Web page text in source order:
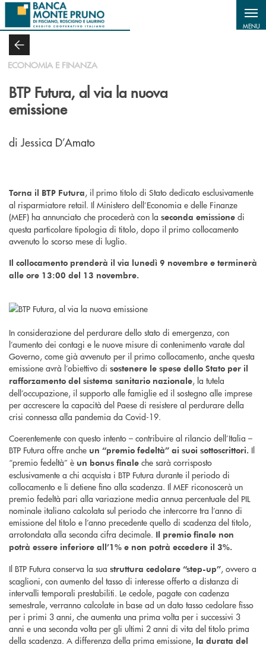
Salta al contenuto principale
MENU
ECONOMIA E FINANZA
BTP Futura, al via la nuova
emissione
di Jessica D’Amato
Torna il BTP Futura, il primo titolo di Stato dedicato esclusivamente
al risparmiatore retail. Il Ministero dell’Economia e delle Finanze
(MEF) ha annunciato che procederà con la seconda emissione di
questa particolare tipologia di titolo, dopo il primo collocamento
avvenuto lo scorso mese di luglio.
Il collocamento prenderà il via lunedì 9 novembre e terminerà
alle ore 13:00 del 13 novembre.
In considerazione del perdurare dello stato di emergenza, con
l’aumento dei contagi e le nuove misure di contenimento varate dal
Governo, come già avvenuto per il primo collocamento, anche questa
emissione avrà l’obiettivo di sostenere le spese dello Stato per il
rafforzamento del sistema sanitario nazionale, la tutela
dell’occupazione, il supporto alle famiglie ed il sostegno alle imprese
per accrescere la capacità del Paese di resistere al perdurare della
crisi connessa alla pandemia da Covid-19.
Coerentemente con questo intento – contribuire al rilancio dell’Italia –
BTP Futura offre anche un “premio fedeltà” ai suoi sottoscrittori. Il
“premio fedeltà” è un bonus finale che sarà corrisposto
esclusivamente a chi acquista i BTP Futura durante il periodo di
collocamento e li detiene fino alla scadenza. Il MEF riconoscerà un
premio fedeltà pari alla variazione media annua percentuale del PIL
nominale italiano calcolata sul periodo che intercorre tra l’anno di
emissione del titolo e l’anno precedente quello di scadenza del titolo,
arrotondata alla seconda cifra decimale. Il premio finale non
potrà essere inferiore all’1% e non potrà eccedere il 3%.
Il BTP Futura conserva la sua struttura cedolare “step-up”, ovvero a
scaglioni, con aumento del tasso di interesse offerto a distanza di
intervalli temporali prestabiliti. Le cedole, pagate con cadenza
semestrale, verranno calcolate in base ad un dato tasso cedolare fisso
per i primi 3 anni, che aumenta una prima volta per i successivi 3
anni e una seconda volta per gli ultimi 2 anni di vita del titolo prima
della scadenza. A differenza della prima emissione, la durata del